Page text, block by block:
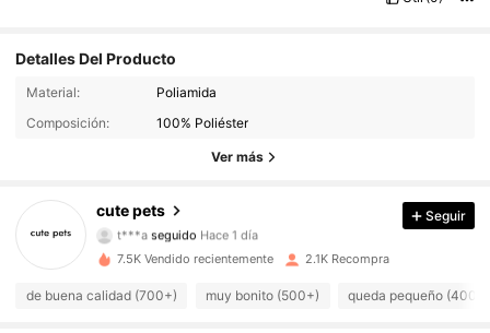
Detalles Del Producto
Material:
Poliamida
Composición:
100% Poliéster
Ver más
cute pets
345 Seguidores
t***a
4,89
345 Seguidores
4,89 345 Seguidores
Seguir
7.5K Vendido recientemente 2.1K Recompra
de buena calidad (700+) muy bonito (500+) queda pequeño (400+)